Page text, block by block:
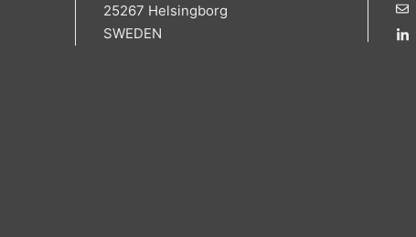
25267 Helsingborg
SWEDEN